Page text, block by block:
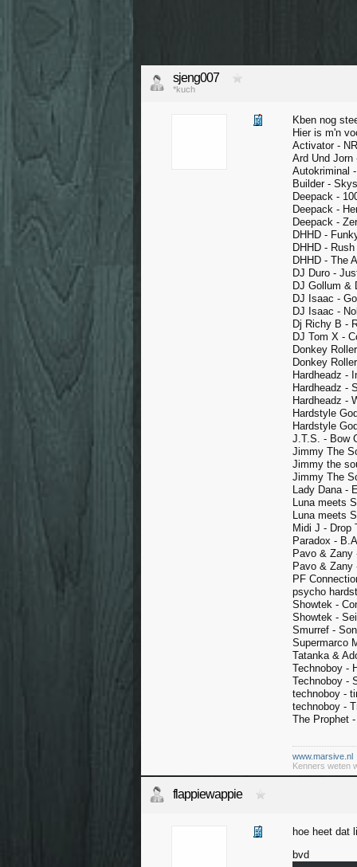
sjeng007
*kuch
Kben nog
Hier is m'n
Activator -
Ard Und Jorn
Autokriminal
Builder -
Deepack -
Deepack -
Deepack -
DHHD -
DHHD -
DHHD - The
DJ Duro -
DJ Gollum &
DJ Isaac -
DJ Isaac -
Dj Richy B -
DJ Tom X -
Donkey
Donkey
Hardheadz -
Hardheadz -
Hardheadz -
Hardstyle
Hardstyle
J.T.S. - Bow
Jimmy The
Jimmy the
Jimmy The
Lady Dana -
Luna meets
Luna meets
Midi J - Drop
Paradox -
Pavo & Zany
Pavo & Zany
PF
psycho
Showtek -
Showtek -
Smurref -
Supermarco
Tatanka &
Technoboy -
Technoboy -
technoboy -
technoboy -
The Prophet
www.marsive.nl
Kenners weten
flappiewappie
hoe heet dat
bvd